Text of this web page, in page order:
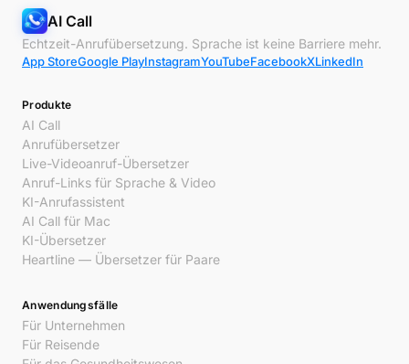
AI Call
Echtzeit-Anrufübersetzung. Sprache ist keine Barriere mehr.
App StoreGoogle PlayInstagramYouTubeFacebookXLinkedIn
Produkte
AI Call
Anrufübersetzer
Live-Videoanruf-Übersetzer
Anruf-Links für Sprache & Video
KI-Anrufassistent
AI Call für Mac
KI-Übersetzer
Heartline — Übersetzer für Paare
Anwendungsfälle
Für Unternehmen
Für Reisende